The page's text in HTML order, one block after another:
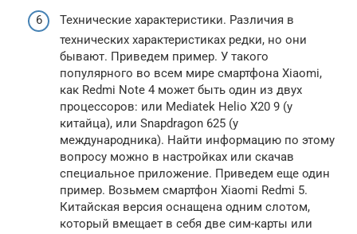
Технические характеристики. Различия в
технических характеристиках редки, но они
бывают. Приведем пример. У такого
популярного во всем мире смартфона Xiaomi,
как Redmi Note 4 может быть один из двух
процессоров: или Mediatek Helio X20 9 (у
китайца), или Snapdragon 625 (у
международника). Найти информацию по этому
вопросу можно в настройках или скачав
специальное приложение. Приведем еще один
пример. Возьмем смартфон Xiaomi Redmi 5.
Китайская версия оснащена одним слотом,
который вмещает в себя две сим-карты или